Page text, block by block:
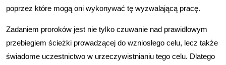
poprzez które mogą oni wykonywać tę wyzwalającą pracę.
Zadaniem proroków jest nie tylko czuwanie nad prawidłowym
przebiegiem ścieżki prowadzącej do wzniosłego celu, lecz także
świadome uczestnictwo w urzeczywistnianiu tego celu. Dlatego